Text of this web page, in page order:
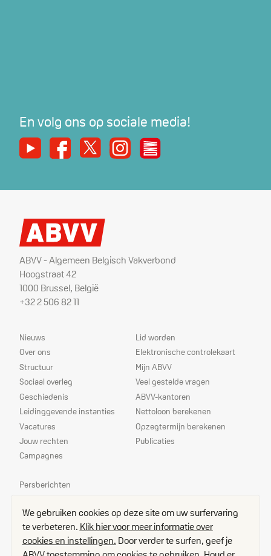
En volg ons op sociale media!
YoutubeFacebook
X InstagramDe Nieuwe Werker
ABVV - Algemeen Belgisch Vakverbond
Hoogstraat 42
1000 Brussel, België
+32 2 506 82 11
Sitemap
Nieuws
Over ons
Structuur
Sociaal overleg
Geschiedenis
Leidinggevende instanties
Vacatures
Jouw rechten
Campagnes
Dienstverlening
Lid worden
Elektronische controlekaart
Mijn ABVV
Veel gestelde vragen
ABVV-kantoren
Nettoloon berekenen
Opzegtermijn berekenen
Publicaties
Prioriteiten
Persberichten
Delegees
Contact
Toegangsplan
We gebruiken cookies op deze site om uw surfervaring
te verbeteren. Klik hier voor meer informatie over
cookies en instellingen. Door verder te surfen, geef je